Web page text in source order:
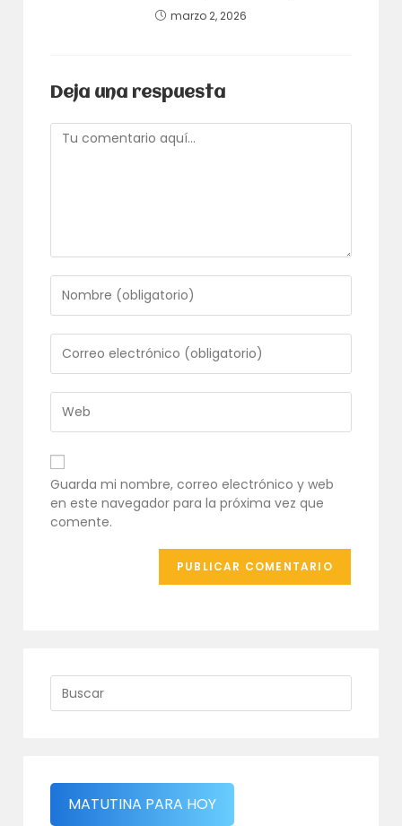
marzo 2, 2026
Deja una respuesta
Comentario
tu
nombre
o
nombre
de
usuario
para
comentar
tu
dirección
de
correo
electrónico
para
comentar
URL
de
tu
web
(opcional)
Guarda mi nombre, correo electrónico y web
en este navegador para la próxima vez que
comente.
MATUTINA PARA HOY